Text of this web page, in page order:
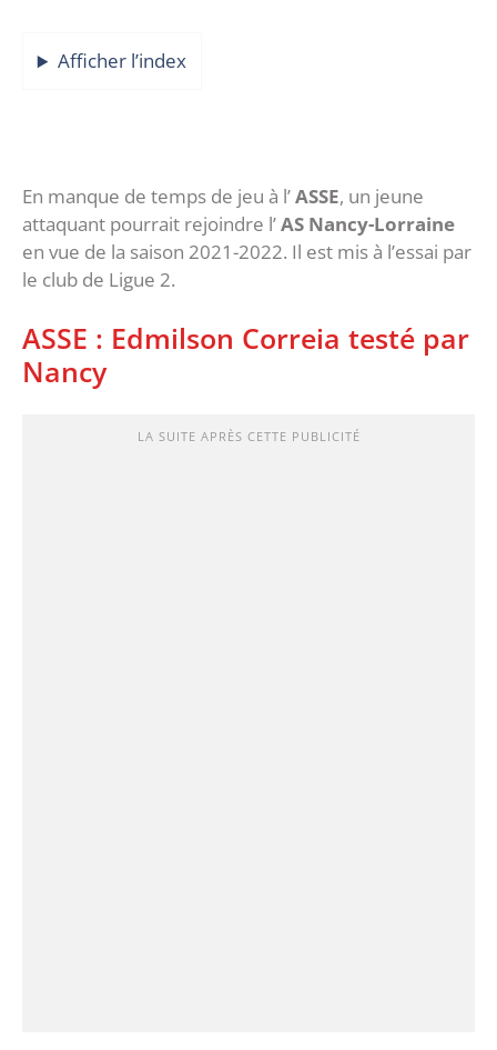
Afficher l’index
En manque de temps de jeu à l’ASSE, un jeune
attaquant pourrait rejoindre l’AS Nancy-Lorraine
en vue de la saison 2021-2022. Il est mis à l’essai par
le club de Ligue 2.
ASSE : Edmilson Correia testé par
Nancy
LA SUITE APRÈS CETTE PUBLICITÉ